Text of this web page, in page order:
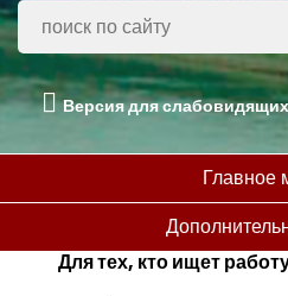
Версия для слабовидящих
Главное
Для тех, кто ищет